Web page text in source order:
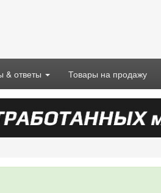
& ответы Товары на продажу